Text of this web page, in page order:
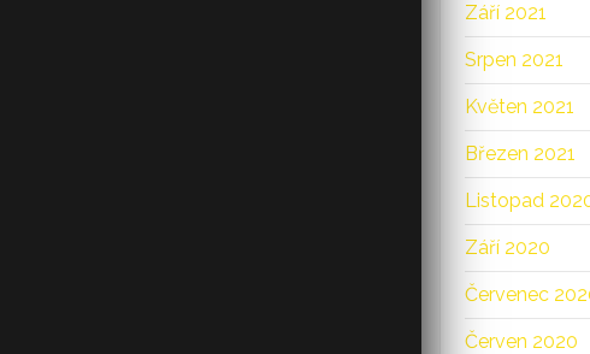
Září 2021
Srpen 2021
Květen 2021
Březen 2021
Listopad
Září 2020
Červenec
Červen 2020